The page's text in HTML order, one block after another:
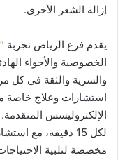
إزالة الشعر الأخرى.
يقدم فرع الرياض تجربة
الخصوصية والأجواء
والسرية والثقة في كل
استشارات وعلاج خاصة
لكل 15 دقيقة، مع
مخصصة لتلبية